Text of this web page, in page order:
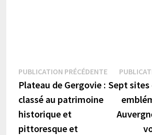
Navigation
de
l’article
PUBLICATION PRÉCÉDENTEPublication
précédente :
Plateau de Gergovie :
classé au patrimoine
historique et
pittoresque et
Sept